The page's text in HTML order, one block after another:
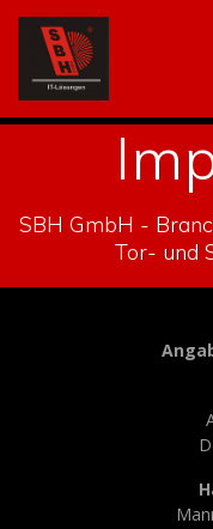
SBH GmbH -
Tor- und